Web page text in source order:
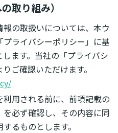
取り組み）
の取扱いについては、本ウ
ライバシーポリシー」に基
ます。当社の「プライバシ
ご確認いただけます。
用される前に、前項記載の
を必ず確認し、その内容に同
るものとします。